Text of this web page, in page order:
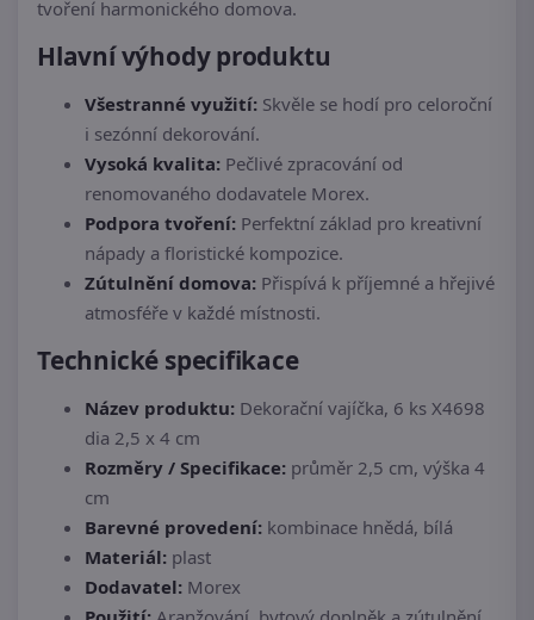
tvoření harmonického domova.
Hlavní výhody produktu
Všestranné využití: Skvěle se hodí pro celoroční
i sezónní dekorování.
Vysoká kvalita: Pečlivé zpracování od
renomovaného dodavatele Morex.
Podpora tvoření: Perfektní základ pro kreativní
nápady a floristické kompozice.
Zútulnění domova: Přispívá k příjemné a hřejivé
atmosféře v každé místnosti.
Technické specifikace
Název produktu: Dekorační vajíčka, 6 ks X4698
dia 2,5 x 4 cm
Rozměry / Specifikace: průměr 2,5 cm, výška 4
cm
Barevné provedení: kombinace hnědá, bílá
Materiál: plast
Dodavatel: Morex